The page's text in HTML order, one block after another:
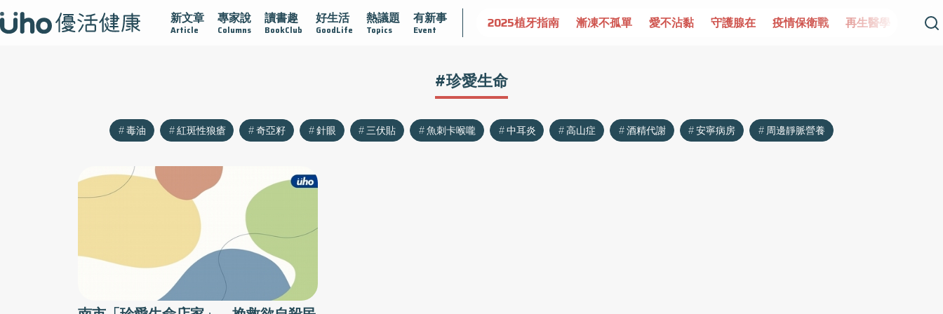
新文章
Article
專家說
Columns
讀書趣
BookClub
好生活
GoodLife
熱議題
Topics
有新事
Event
疫情保衛戰 再生醫學 愛的未來視 認識攝護腺肥大 守護骨骼健康 達文西手術專欄 2025植牙指南 漸凍不孤單 愛不沾黏 守護腺在 疫情保衛戰 再生醫學 愛的
#珍愛生命
毒油 紅斑性狼瘡 奇亞籽 針眼 三伏貼 魚刺卡喉嚨 中耳炎 高山症 酒精代謝 安寧病房 周邊靜脈營養